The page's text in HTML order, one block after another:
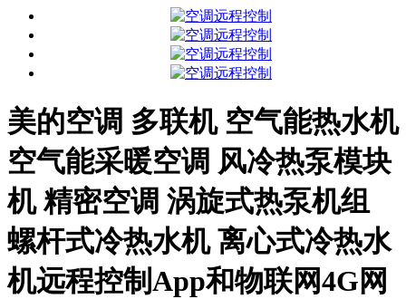
美的空调 多联机 空气能热水机
空气能采暖空调 风冷热泵模块
机 精密空调 涡旋式热泵机组
螺杆式冷热水机 离心式冷热水
机远程控制App和物联网4G网